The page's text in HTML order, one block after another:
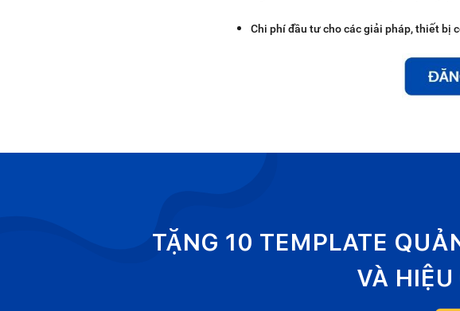
Chi phí đầu tư cho các giải pháp, thiết bị
TẶNG 10 TEMPLATE
VÀ